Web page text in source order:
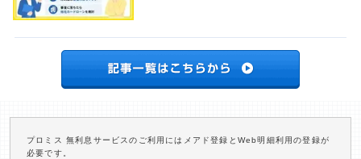
プロミス 無利息サービスのご利用にはメアド登録とWeb明細利用の登録が
必要です。